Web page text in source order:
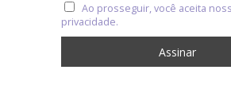
Ao prosseguir, você aceita
privacidade.